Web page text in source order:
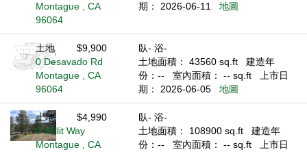
Montague , CA
96064
期： 2026-06-11
地圖
土地
$9,900
0 Desavado Rd
Montague , CA
96064
臥- 浴-
土地面積： 43560 sq.ft
建造年
份：--
室內面積： -- sq.ft
上市日
期： 2026-06-05
地圖
土地
$4,990
0 Willit Way
Montague , CA
臥- 浴-
土地面積： 108900 sq.ft
建造年
份：--
室內面積： -- sq.ft
上市日